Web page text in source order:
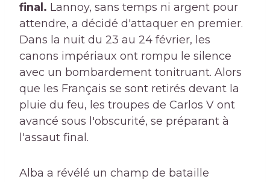
final. Lannoy, sans temps ni argent pour
attendre, a décidé d'attaquer en premier.
Dans la nuit du 23 au 24 février, les
canons impériaux ont rompu le silence
avec un bombardement tonitruant. Alors
que les Français se sont retirés devant la
pluie du feu, les troupes de Carlos V ont
avancé sous l'obscurité, se préparant à
l'assaut final.
Alba a révélé un champ de bataille